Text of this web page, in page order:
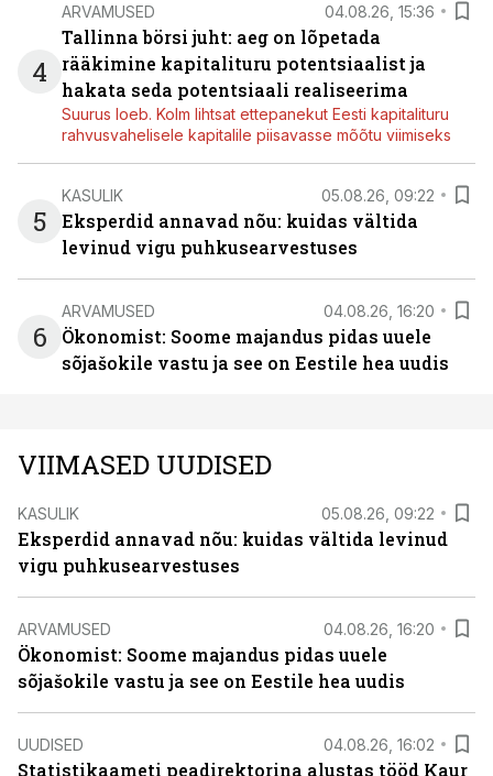
4
ARVAMUSED 04.08.26, 15:36
Tallinna börsi juht: aeg on lõpetada
rääkimine kapitalituru potentsiaalist ja
hakata seda potentsiaali realiseerima
Suurus loeb. Kolm lihtsat ettepanekut Eesti kapitalituru
rahvusvahelisele kapitalile piisavasse mõõtu viimiseks
5
KASULIK 05.08.26, 09:22
Eksperdid annavad nõu: kuidas vältida
levinud vigu puhkusearvestuses
6
ARVAMUSED 04.08.26, 16:20
Ökonomist: Soome majandus pidas uuele
sõjašokile vastu ja see on Eestile hea uudis
VIIMASED UUDISED
KASULIK 05.08.26, 09:22
Eksperdid annavad nõu: kuidas vältida levinud
vigu puhkusearvestuses
ARVAMUSED 04.08.26, 16:20
Ökonomist: Soome majandus pidas uuele
sõjašokile vastu ja see on Eestile hea uudis
UUDISED 04.08.26, 16:02
Statistikaameti peadirektorina alustas tööd Kaur